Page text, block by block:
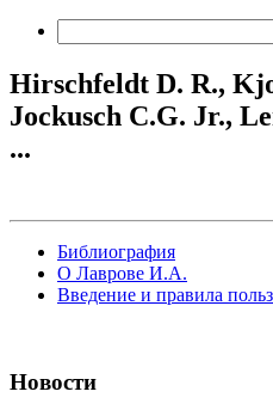
Hirschfeldt D. R.,
Jockusch C.G. Jr.,
...
Библиография
О Лаврове И.А.
Введение и правила
Новости